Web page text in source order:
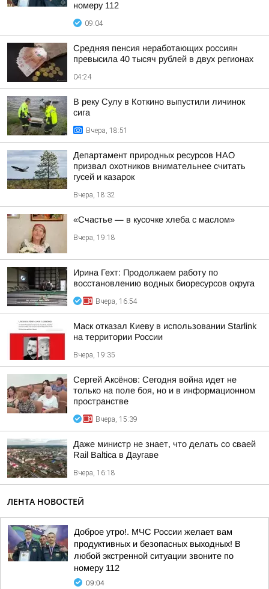
номеру 112
09:04
Средняя пенсия неработающих россиян
превысила 40 тысяч рублей в двух регионах
04:24
В реку Сулу в Коткино выпустили личинок
сига
Вчера, 18:51
Департамент природных ресурсов НАО
призвал охотников внимательнее считать
гусей и казарок
Вчера, 18:32
«Счастье — в кусочке хлеба с маслом»
Вчера, 19:18
Ирина Гехт: Продолжаем работу по
восстановлению водных биоресурсов округа
Вчера, 16:54
Маск отказал Киеву в использовании Starlink
на территории России
Вчера, 19:35
Сергей Аксёнов: Сегодня война идет не
только на поле боя, но и в информационном
пространстве
Вчера, 15:39
Даже министр не знает, что делать со сваей
Rail Baltica в Даугаве
Вчера, 16:18
ЛЕНТА НОВОСТЕЙ
Доброе утро!. МЧС России желает вам
продуктивных и безопасных выходных! В
любой экстренной ситуации звоните по
номеру 112
09:04